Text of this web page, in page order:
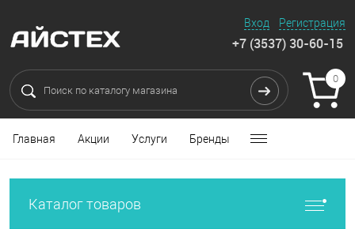
Вход Регистрация
+7 (3537) 30-60-15
0
Главная Акции Услуги Бренды
Каталог товаров